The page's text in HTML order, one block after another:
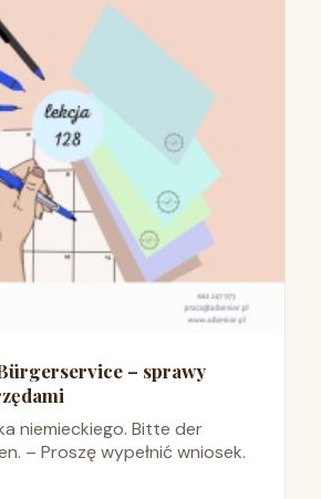
– sprawy
niemieckiego. Bitte der
– Proszę wypełnić wniosek.